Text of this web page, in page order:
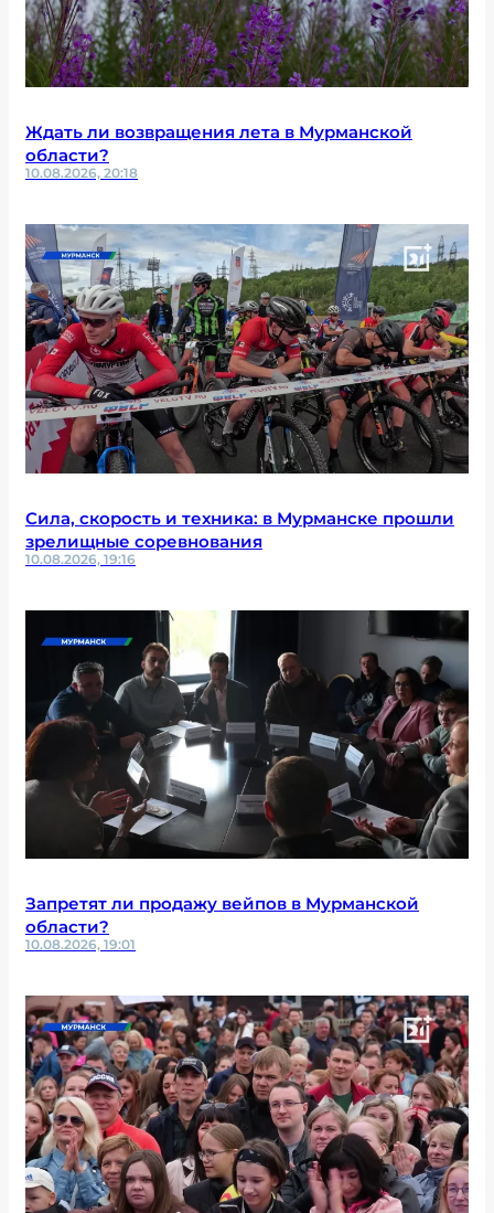
Ждать ли возвращения лета в Мурманской
области?
10.08.2026, 20:18
Сила, скорость и техника: в Мурманске прошли
зрелищные соревнования
10.08.2026, 19:16
Запретят ли продажу вейпов в Мурманской
области?
10.08.2026, 19:01